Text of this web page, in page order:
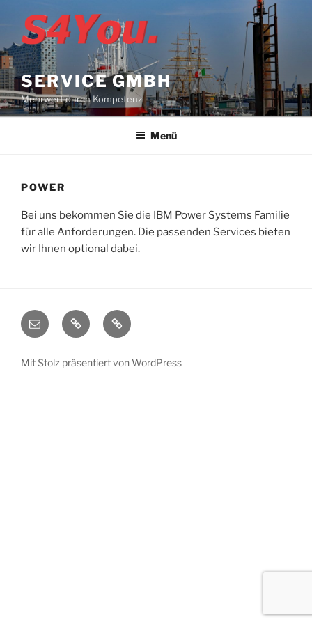
Inhalt
springen
SERVICE GMBH
Mehrwert durch Kompetenz
Menü
POWER
Bei uns bekommen Sie die IBM Power Systems Familie
für alle Anforderungen. Die passenden Services bieten
wir Ihnen optional dabei.
E-
Mail
Datenschutzerklärung
Startseite
Mit Stolz präsentiert von WordPress